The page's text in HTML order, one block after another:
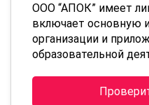
ООО “АПОК” имеет
включает основную
организации и
образовательной